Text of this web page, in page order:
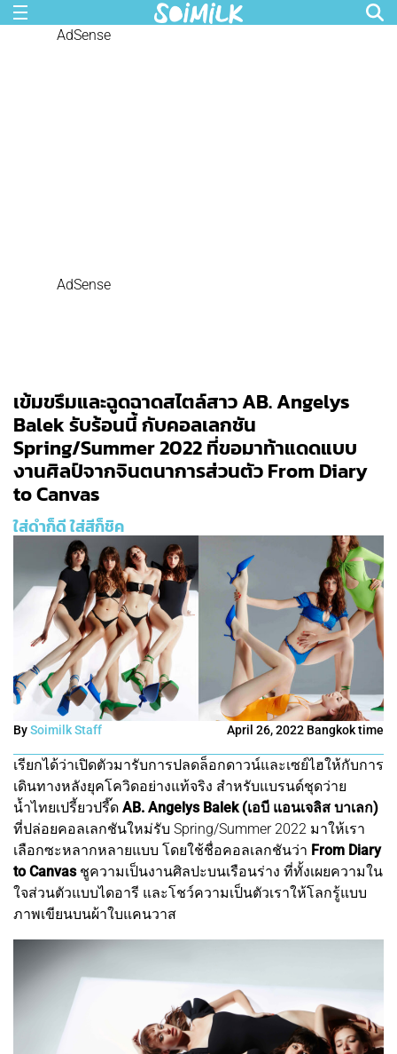
AdSense
AdSense
เข้มขรึมและฉูดฉาดสไตล์สาว AB. Angelys
Balek รับร้อนนี้ กับคอลเลกชัน
Spring/Summer 2022 ที่ขอมาท้าแดดแบบ
งานศิลป์จากจินตนาการส่วนตัว From Diary
to Canvas
ใส่ดำก็ดี ใส่สีก็ชิค
BySoimilk Staff April 26, 2022 Bangkok time
เรียกได้ว่าเปิดตัวมารับการปลดล็อกดาวน์และเซย์ไฮให้กับการ
เดินทางหลังยุคโควิดอย่างแท้จริง สำหรับแบรนด์ชุดว่าย
น้ำไทยเปรี้ยวปรี๊ด AB. Angelys Balek (เอบี แอนเจลิส บาเลก)
ที่ปล่อยคอลเลกชันใหม่รับ Spring/Summer 2022 มาให้เรา
เลือกซะหลากหลายแบบ โดยใช้ชื่อคอลเลกชันว่า From Diary
to Canvasชูความเป็นงานศิลปะบนเรือนร่าง ที่ทั้งเผยความใน
ใจส่วนตัวแบบไดอารี และโชว์ความเป็นตัวเราให้โลกรู้แบบ
ภาพเขียนบนผ้าใบแคนวาส